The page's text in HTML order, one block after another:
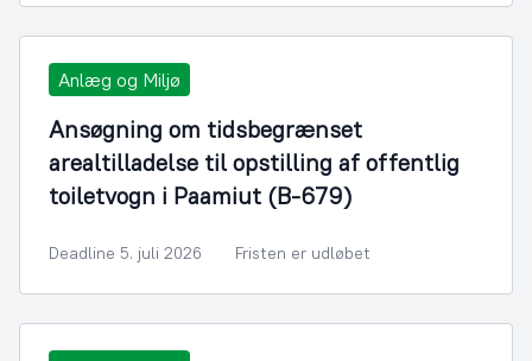
Anlæg og Miljø
Ansøgning om tidsbegrænset
arealtilladelse til opstilling af offentlig
toiletvogn i Paamiut (B-679)
Deadline 5. juli 2026 Fristen er udløbet